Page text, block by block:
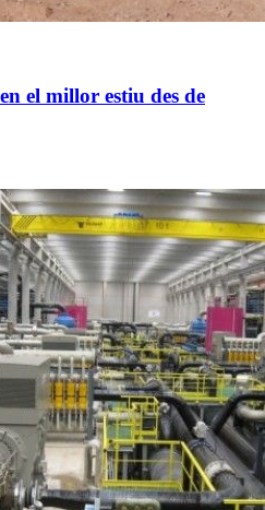
el millor estiu des de